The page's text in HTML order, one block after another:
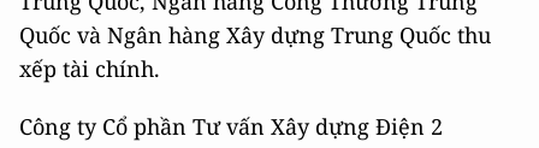
Quốc và Ngân hàng Xây dựng Trung Quốc thu
xếp tài chính.
Công ty Cổ phần Tư vấn Xây dựng Điện 2